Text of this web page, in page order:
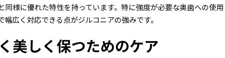
同様に優れた特性を持っています。特に強度が必要な奥歯への使用
広く対応できる点がジルコニアの強みです。
美しく保つためのケア